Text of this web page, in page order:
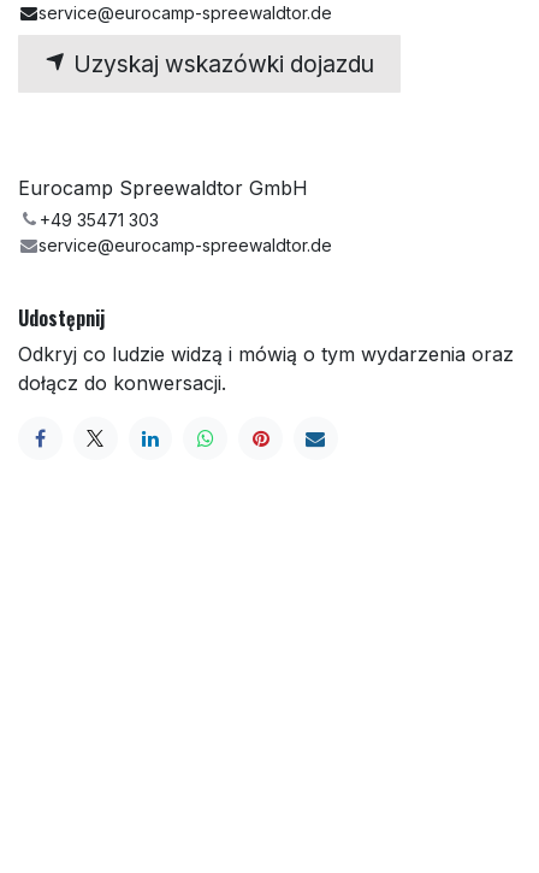
service@eurocamp-spreewaldtor.de
Uzyskaj wskazówki dojazdu
Eurocamp Spreewaldtor GmbH
+49 35471 303
service@eurocamp-spreewaldtor.de
Udostępnij
Odkryj co ludzie widzą i mówią o tym wydarzenia oraz
dołącz do konwersacji.